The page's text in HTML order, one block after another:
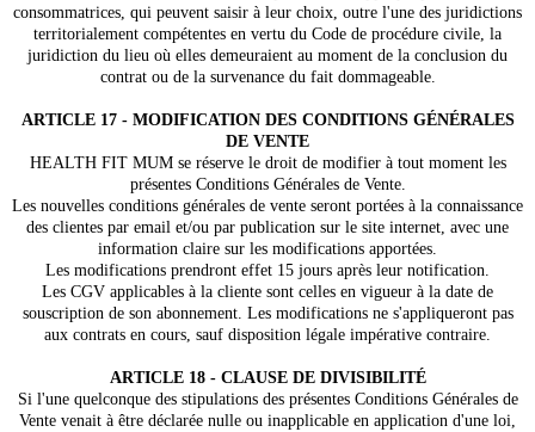
consommatrices, qui peuvent saisir à leur choix, outre l'une des juridictions
territorialement compétentes en vertu du Code de procédure civile, la
juridiction du lieu où elles demeuraient au moment de la conclusion du
contrat ou de la survenance du fait dommageable.
ARTICLE 17 - MODIFICATION DES CONDITIONS GÉNÉRALES
DE VENTE
HEALTH FIT MUM se réserve le droit de modifier à tout moment les
présentes Conditions Générales de Vente.
Les nouvelles conditions générales de vente seront portées à la connaissance
des clientes par email et/ou par publication sur le site internet, avec une
information claire sur les modifications apportées.
Les modifications prendront effet 15 jours après leur notification.
Les CGV applicables à la cliente sont celles en vigueur à la date de
souscription de son abonnement. Les modifications ne s'appliqueront pas
aux contrats en cours, sauf disposition légale impérative contraire.
ARTICLE 18 - CLAUSE DE DIVISIBILITÉ
Si l'une quelconque des stipulations des présentes Conditions Générales de
Vente venait à être déclarée nulle ou inapplicable en application d'une loi,